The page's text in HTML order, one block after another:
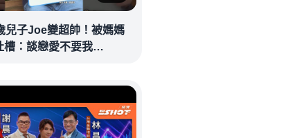
兒子Joe變超帥！被媽媽
槽：談戀愛不要我